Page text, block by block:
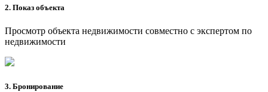
2. Показ объекта
Просмотр объекта недвижимости совместно с экспертом по
недвижимости
3. Бронирование